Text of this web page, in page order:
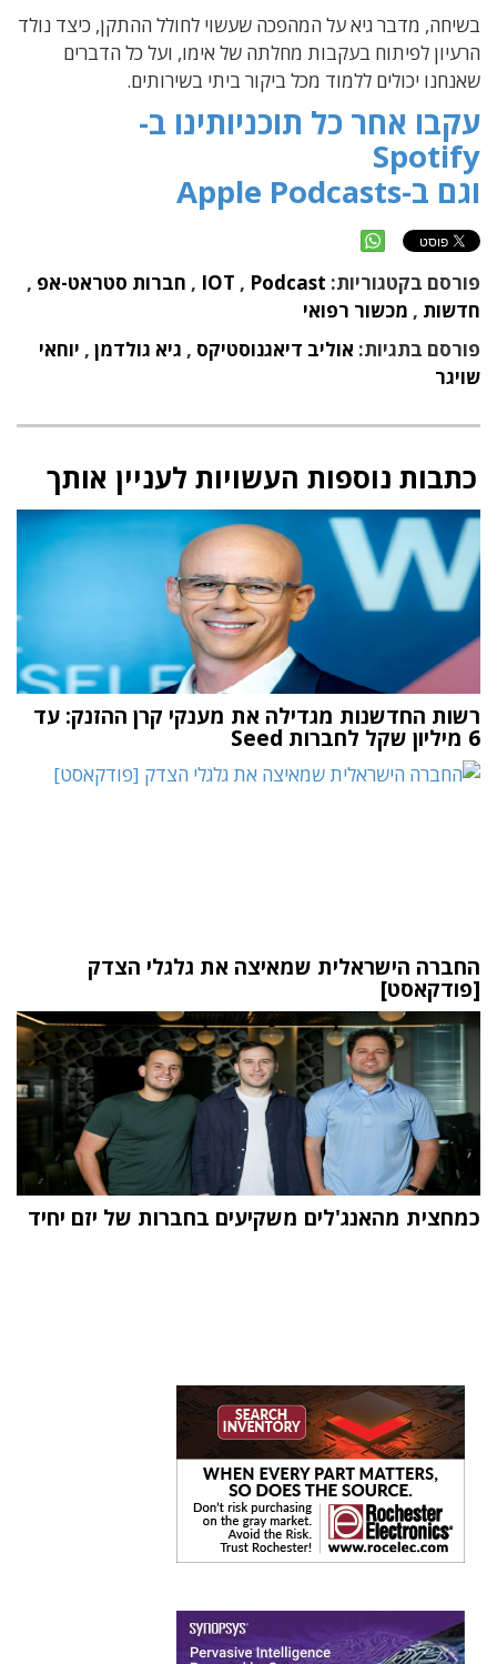
בשיחה, מדבר גיא על המהפכה שעשוי לחולל ההתקן, כיצד נולד
הרעיון לפיתוח בעקבות מחלתה של אימו, ועל כל הדברים
שאנחנו יכולים ללמוד מכל ביקור ביתי בשירותים.
עקבו אחר כל תוכניותינו ב-
Spotify
וגם ב-Apple Podcasts
פורסם בקטגוריות: IOT , Podcast
, חברות סטראט-אפ ,
חדשות , מכשור רפואי
פורסם בתגיות: אוליב דיאגנוסטיקס , גיא גולדמן , יוחאי
שויגר
כתבות נוספות העשויות לעניין אותך
רשות החדשנות מגדילה את מענקי קרן ההזנק: עד
6 מיליון שקל לחברות Seed
החברה הישראלית שמאיצה את גלגלי הצדק
[פודקאסט]
כמחצית מהאנג'לים משקיעים בחברות של יזם יחיד